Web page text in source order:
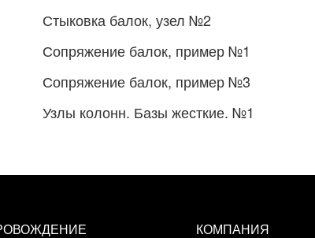
Стыковка балок, узел №2
Сопряжение балок, пример №1
Сопряжение балок, пример №3
Узлы колонн. Базы жесткие. №1
КОМПАНИЯ